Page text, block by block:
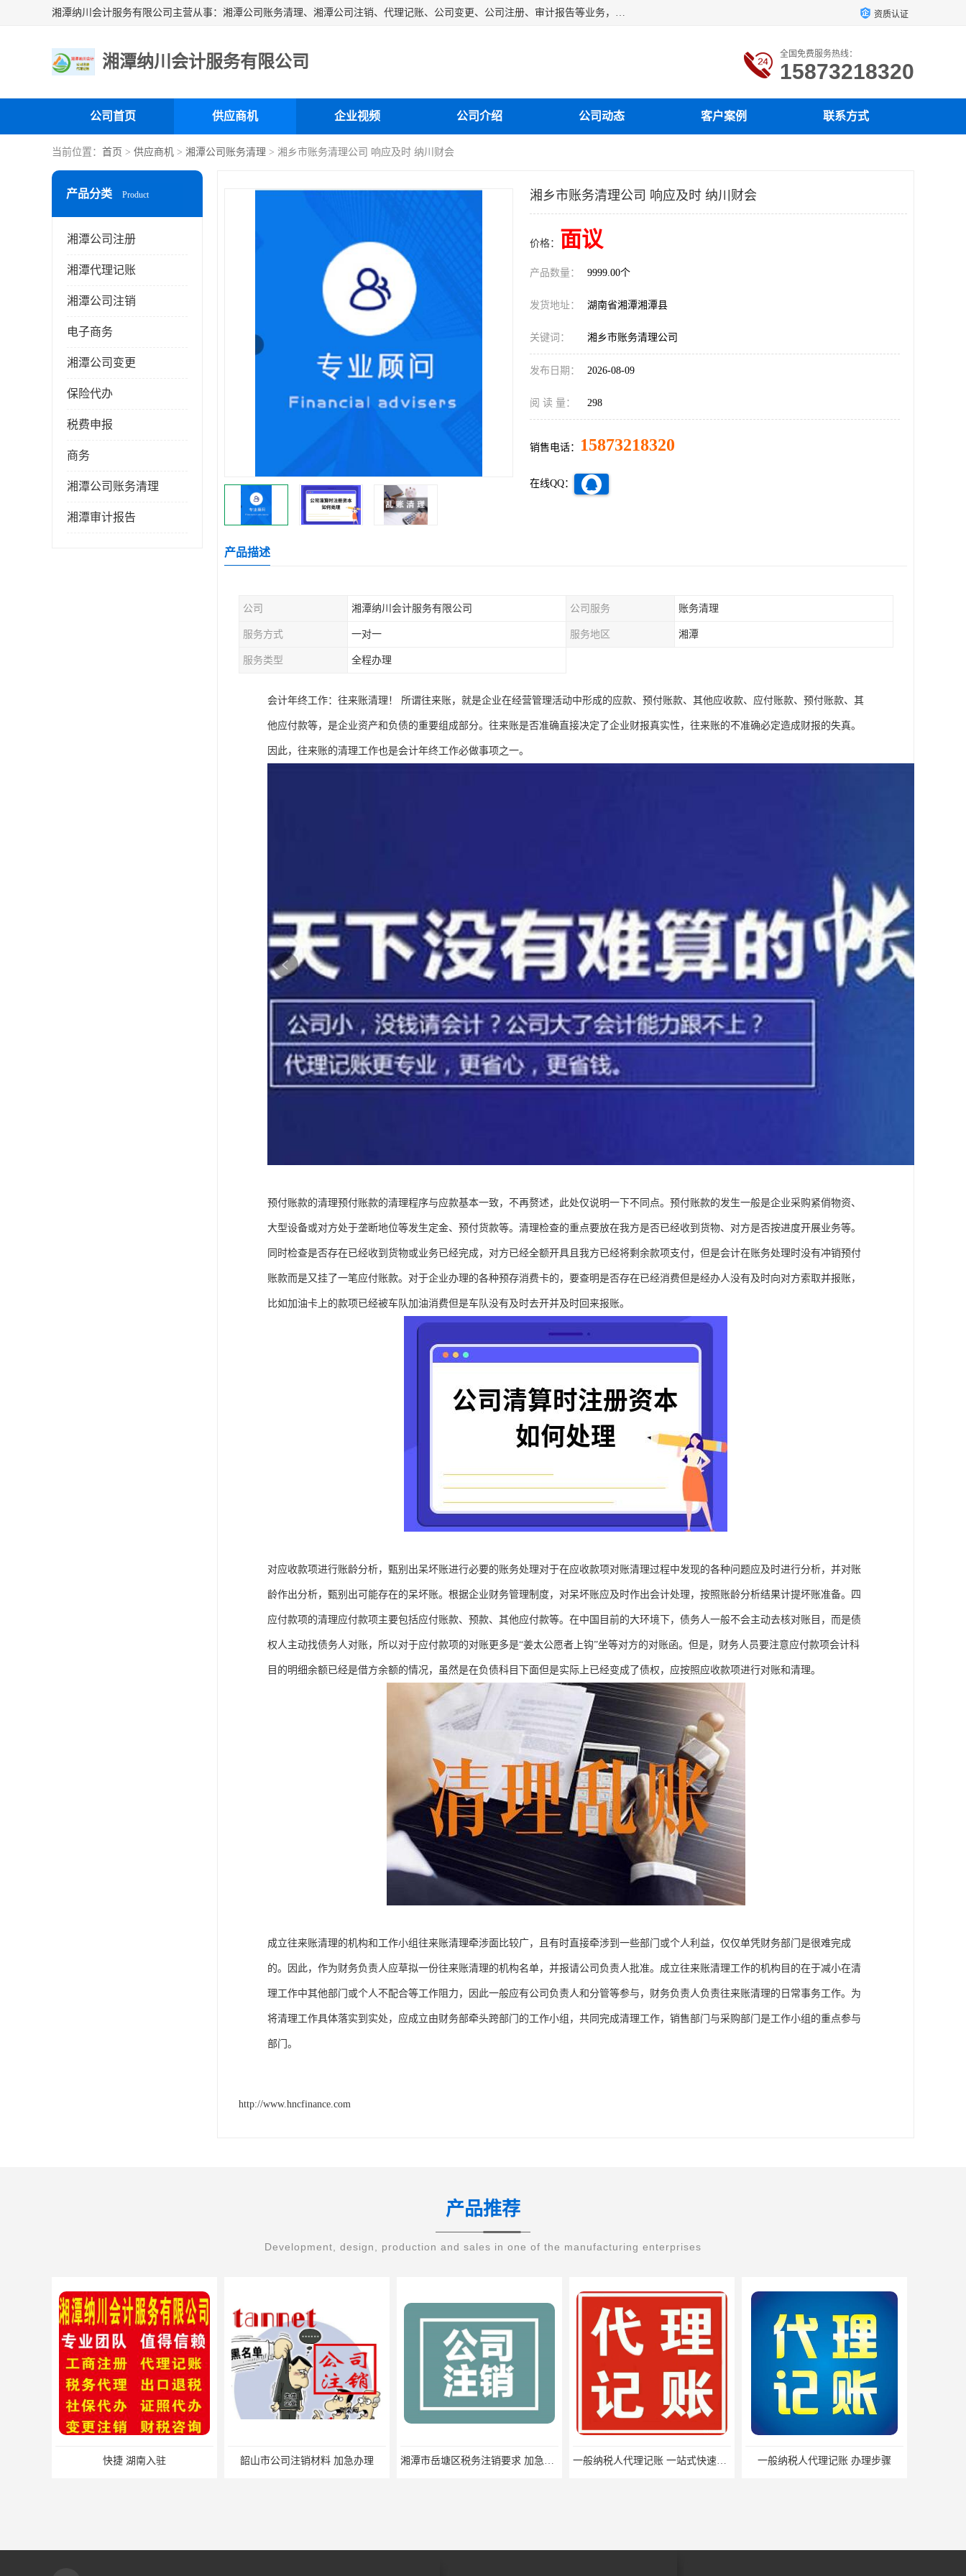
湘潭纳川会计服务有限公司主营从事：湘潭公司账务清理、湘潭公司注销、代理记账、公司变更、公司注册、审计报告等业务，公司设立有专门的代理注册部门，现有工商代办专员，部门经理从事工商代办多年，对各地区公司注册、公司变更、进出口业务等流程以及各行业公司注册、变更所需注意的细节都非常熟悉。 资质认证
湘潭纳川会计服务有限公司 全国免费服务热线：
15873218320
公司首页 供应商机 企业视频 公司介绍 公司动态 客户案例 联系方式
当前位置： 首页 > 供应商机 > 湘潭公司账务清理 > 湘乡市账务清理公司 响应及时 纳川财会
产品分类 Product
湘潭公司注册
湘潭代理记账
湘潭公司注销
电子商务
湘潭公司变更
保险代办
税费申报
商务
湘潭公司账务清理
湘潭审计报告
湘乡市账务清理公司 响应及时 纳川财会
价格： 面议
产品数量： 9999.00个
发货地址： 湖南省湘潭湘潭县
关键词： 湘乡市账务清理公司
发布日期： 2026-08-09
阅 读 量： 298
销售电话： 15873218320
在线QQ：
产品描述
公司 湘潭纳川会计服务有限公司 公司服务 账务清理
服务方式 一对一 服务地区 湘潭
服务类型 全程办理
会计年终工作：往来账清理！ 所谓往来账，就是企业在经营管理活动中形成的应款、预付账款、其他应收款、应付账款、预付账款、其
他应付款等，是企业资产和负债的重要组成部分。往来账是否准确直接决定了企业财报真实性，往来账的不准确必定造成财报的失真。
因此，往来账的清理工作也是会计年终工作必做事项之一。
预付账款的清理预付账款的清理程序与应款基本一致，不再赘述，此处仅说明一下不同点。预付账款的发生一般是企业采购紧俏物资、
大型设备或对方处于垄断地位等发生定金、预付货款等。清理检查的重点要放在我方是否已经收到货物、对方是否按进度开展业务等。
同时检查是否存在已经收到货物或业务已经完成，对方已经全额开具且我方已经将剩余款项支付，但是会计在账务处理时没有冲销预付
账款而是又挂了一笔应付账款。对于企业办理的各种预存消费卡的，要查明是否存在已经消费但是经办人没有及时向对方索取并报账，
比如加油卡上的款项已经被车队加油消费但是车队没有及时去开并及时回来报账。
对应收款项进行账龄分析，甄别出呆坏账进行必要的账务处理对于在应收款项对账清理过程中发现的各种问题应及时进行分析，并对账
龄作出分析，甄别出可能存在的呆坏账。根据企业财务管理制度，对呆坏账应及时作出会计处理，按照账龄分析结果计提坏账准备。四
应付款项的清理应付款项主要包括应付账款、预款、其他应付款等。在中国目前的大环境下，债务人一般不会主动去核对账目，而是债
权人主动找债务人对账，所以对于应付款项的对账更多是“姜太公愿者上钩”坐等对方的对账函。但是，财务人员要注意应付款项会计科
目的明细余额已经是借方余额的情况，虽然是在负债科目下面但是实际上已经变成了债权，应按照应收款项进行对账和清理。
成立往来账清理的机构和工作小组往来账清理牵涉面比较广，且有时直接牵涉到一些部门或个人利益，仅仅单凭财务部门是很难完成
的。因此，作为财务负责人应草拟一份往来账清理的机构名单，并报请公司负责人批准。成立往来账清理工作的机构目的在于减小在清
理工作中其他部门或个人不配合等工作阻力，因此一般应有公司负责人和分管等参与，财务负责人负责往来账清理的日常事务工作。为
将清理工作具体落实到实处，应成立由财务部牵头跨部门的工作小组，共同完成清理工作，销售部门与采购部门是工作小组的重点参与
部门。
http://www.hncfinance.com
产品推荐
Development, design, production and sales in one of the manufacturing enterprises
韶山市公司注销材料 加急办理 湘潭市岳塘区税务注销要求 加急办理 一般纳税人代理记账 一站式快速办理 一般纳税人代理记账 办理步骤